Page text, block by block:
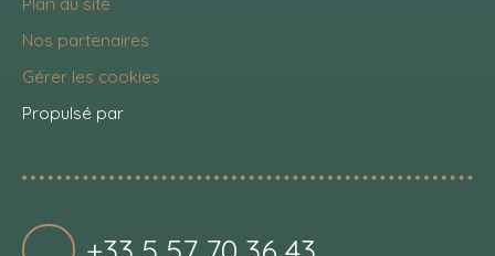
Nos partenaires
Gérer les cookies
Propulsé par